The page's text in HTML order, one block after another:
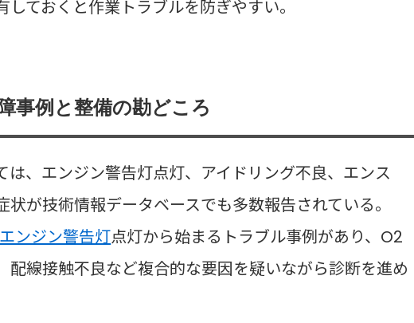
ておくと作業トラブルを防ぎやすい。
事例と整備の勘どころ
、エンジン警告灯点灯、アイドリング不良、エンス
が技術情報データベースでも多数報告されている。
エンジン警告灯点灯から始まるトラブル事例があり、O2
配線接触不良など複合的な要因を疑いながら診断を進め